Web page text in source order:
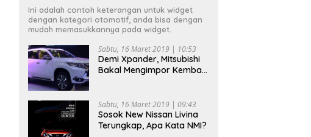
Ini adalah contoh keterangan untuk widget
dengan kategori otomotif, anda bisa dengan
mudah memasukkannya pada widget.
Sabtu, 16 Maret 2019 | 10:53
Demi Xpander, Mitsubishi
Bakal Mengimpor Kembali
Sabtu, 16 Maret 2019 | 09:43
Sosok New Nissan Livina
Terungkap, Apa Kata NMI?